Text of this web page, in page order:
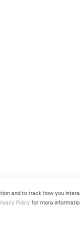
and to track how you
Policy for more